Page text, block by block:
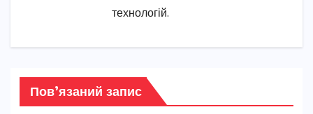
технологій.
Пов’язаний запис